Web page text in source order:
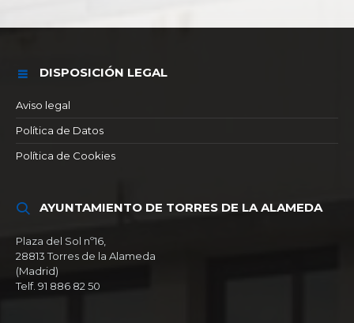
DISPOSICIÓN LEGAL
Aviso legal
Política de Datos
Política de Cookies
AYUNTAMIENTO DE TORRES DE LA ALAMEDA
Plaza del Sol nº16,
28813 Torres de la Alameda
(Madrid)
Telf. 91 886 82 50